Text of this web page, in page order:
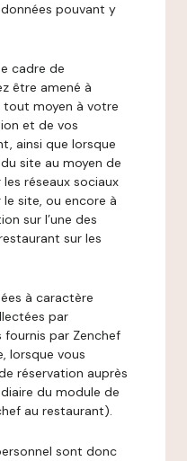
pouvant y
cadre de
être amené à
tout moyen à votre
et de vos
ainsi que lorsque
site au moyen de
réseaux sociaux
site, ou encore à
sur l’une des
sur les
à caractère
par
fournis par Zenchef
lorsque vous
réservation auprès
du module de
au restaurant).
sont donc